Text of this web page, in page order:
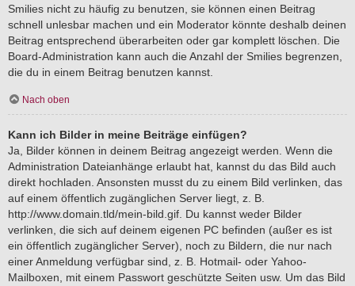
Smilies nicht zu häufig zu benutzen, sie können einen Beitrag
schnell unlesbar machen und ein Moderator könnte deshalb deinen
Beitrag entsprechend überarbeiten oder gar komplett löschen. Die
Board-Administration kann auch die Anzahl der Smilies begrenzen,
die du in einem Beitrag benutzen kannst.
Nach oben
Kann ich Bilder in meine Beiträge einfügen?
Ja, Bilder können in deinem Beitrag angezeigt werden. Wenn die
Administration Dateianhänge erlaubt hat, kannst du das Bild auch
direkt hochladen. Ansonsten musst du zu einem Bild verlinken, das
auf einem öffentlich zugänglichen Server liegt, z. B.
http://www.domain.tld/mein-bild.gif. Du kannst weder Bilder
verlinken, die sich auf deinem eigenen PC befinden (außer es ist
ein öffentlich zugänglicher Server), noch zu Bildern, die nur nach
einer Anmeldung verfügbar sind, z. B. Hotmail- oder Yahoo-
Mailboxen, mit einem Passwort geschützte Seiten usw. Um das Bild